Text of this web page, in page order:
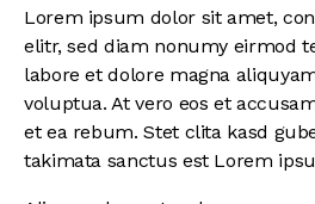
Lorem ipsum dolor sit amet,
elitr, sed diam nonumy eirmod
labore et dolore magna
voluptua. At vero eos et
et ea rebum. Stet clita kasd
takimata sanctus est Lorem